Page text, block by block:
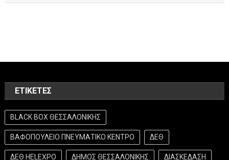
ΕΤΙΚΈΤΕΣ
BLACK BOX ΘΕΣΣΑΛΟΝΙΚΗΣ
ΒΑΦΟΠΟΥΛΕΙΟ ΠΝΕΥΜΑΤΙΚΟ ΚΕΝΤΡΟ ΔΕΘ
ΔΕΘ HELEXPO ΔΗΜΟΣ ΘΕΣΣΑΛΟΝΙΚΗΣ ΔΙΑΣΚΕΔΑΣΗ